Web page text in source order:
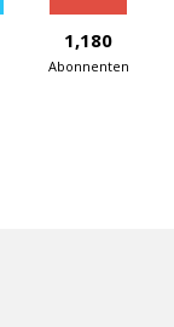
1,180
Abonnenten